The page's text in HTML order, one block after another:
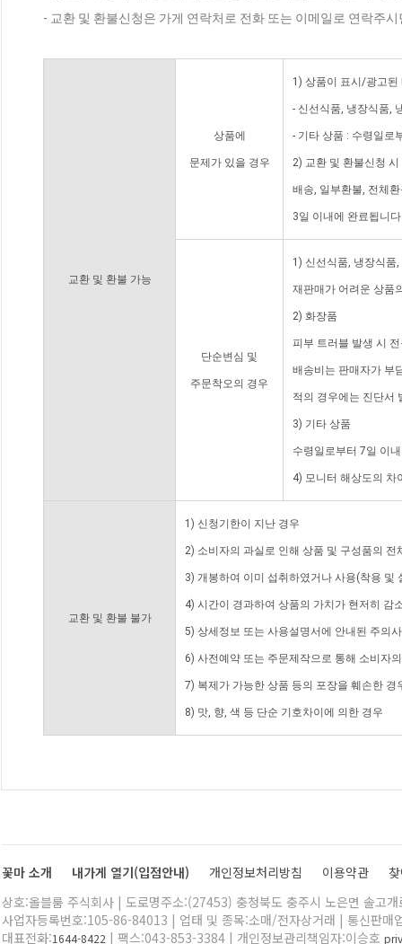
- 교환 및 환불신청은 가게 연락처로 전화 또는 이메일로 연락주
교환 및 환불 가능
상품에
문제가 있을 경우
1) 상품이 표시/광고된
- 신선식품, 냉장식품,
- 기타 상품 : 수령일로
2) 교환 및 환불신청
배송, 일부환불, 전체
3일 이내에 완료됩니
단순변심 및
주문착오의 경우
1) 신선식품, 냉장식품
재판매가 어려운 상품
2) 화장품
피부 트러블 발생 시
배송비는 판매자가 부
적의 경우에는 진단서
3) 기타 상품
수령일로부터 7일 이
4) 모니터 해상도의 차
교환 및 환불 불가
1) 신청기한이 지난 경우
2) 소비자의 과실로 인해 상품 및 구성품의
3) 개봉하여 이미 섭취하였거나 사용(착용 및
4) 시간이 경과하여 상품의 가치가 현저히 감
5) 상세정보 또는 사용설명서에 안내된 주의
6) 사전예약 또는 주문제작으로 통해 소비자
7) 복제가 가능한 상품 등의 포장을 훼손한 경
8) 맛, 향, 색 등 단순 기호차이에 의한 경우
꽃마 소개 내가게 열기(입점안내) 개인정보처리방침 이용약관
상호:올블룸 주식회사 | 도로명주소:(27453) 충청북도 충주시 노은면 솔고
사업자등록번호:105-86-84013 | 업태 및 종목:소매/전자상거래 | 통신판매
대표전화:1644-8422 | 팩스:043-853-3384 | 개인정보관리책임자:이승호